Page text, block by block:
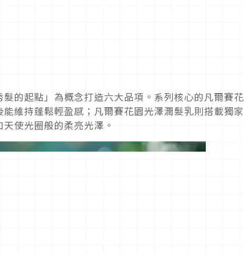
的起點」為概念打造六大品項。系列核心的凡爾賽花
維持蓬鬆輕盈感；凡爾賽花園光澤潤髮乳則搭載獨家
使光圈般的柔亮光澤。